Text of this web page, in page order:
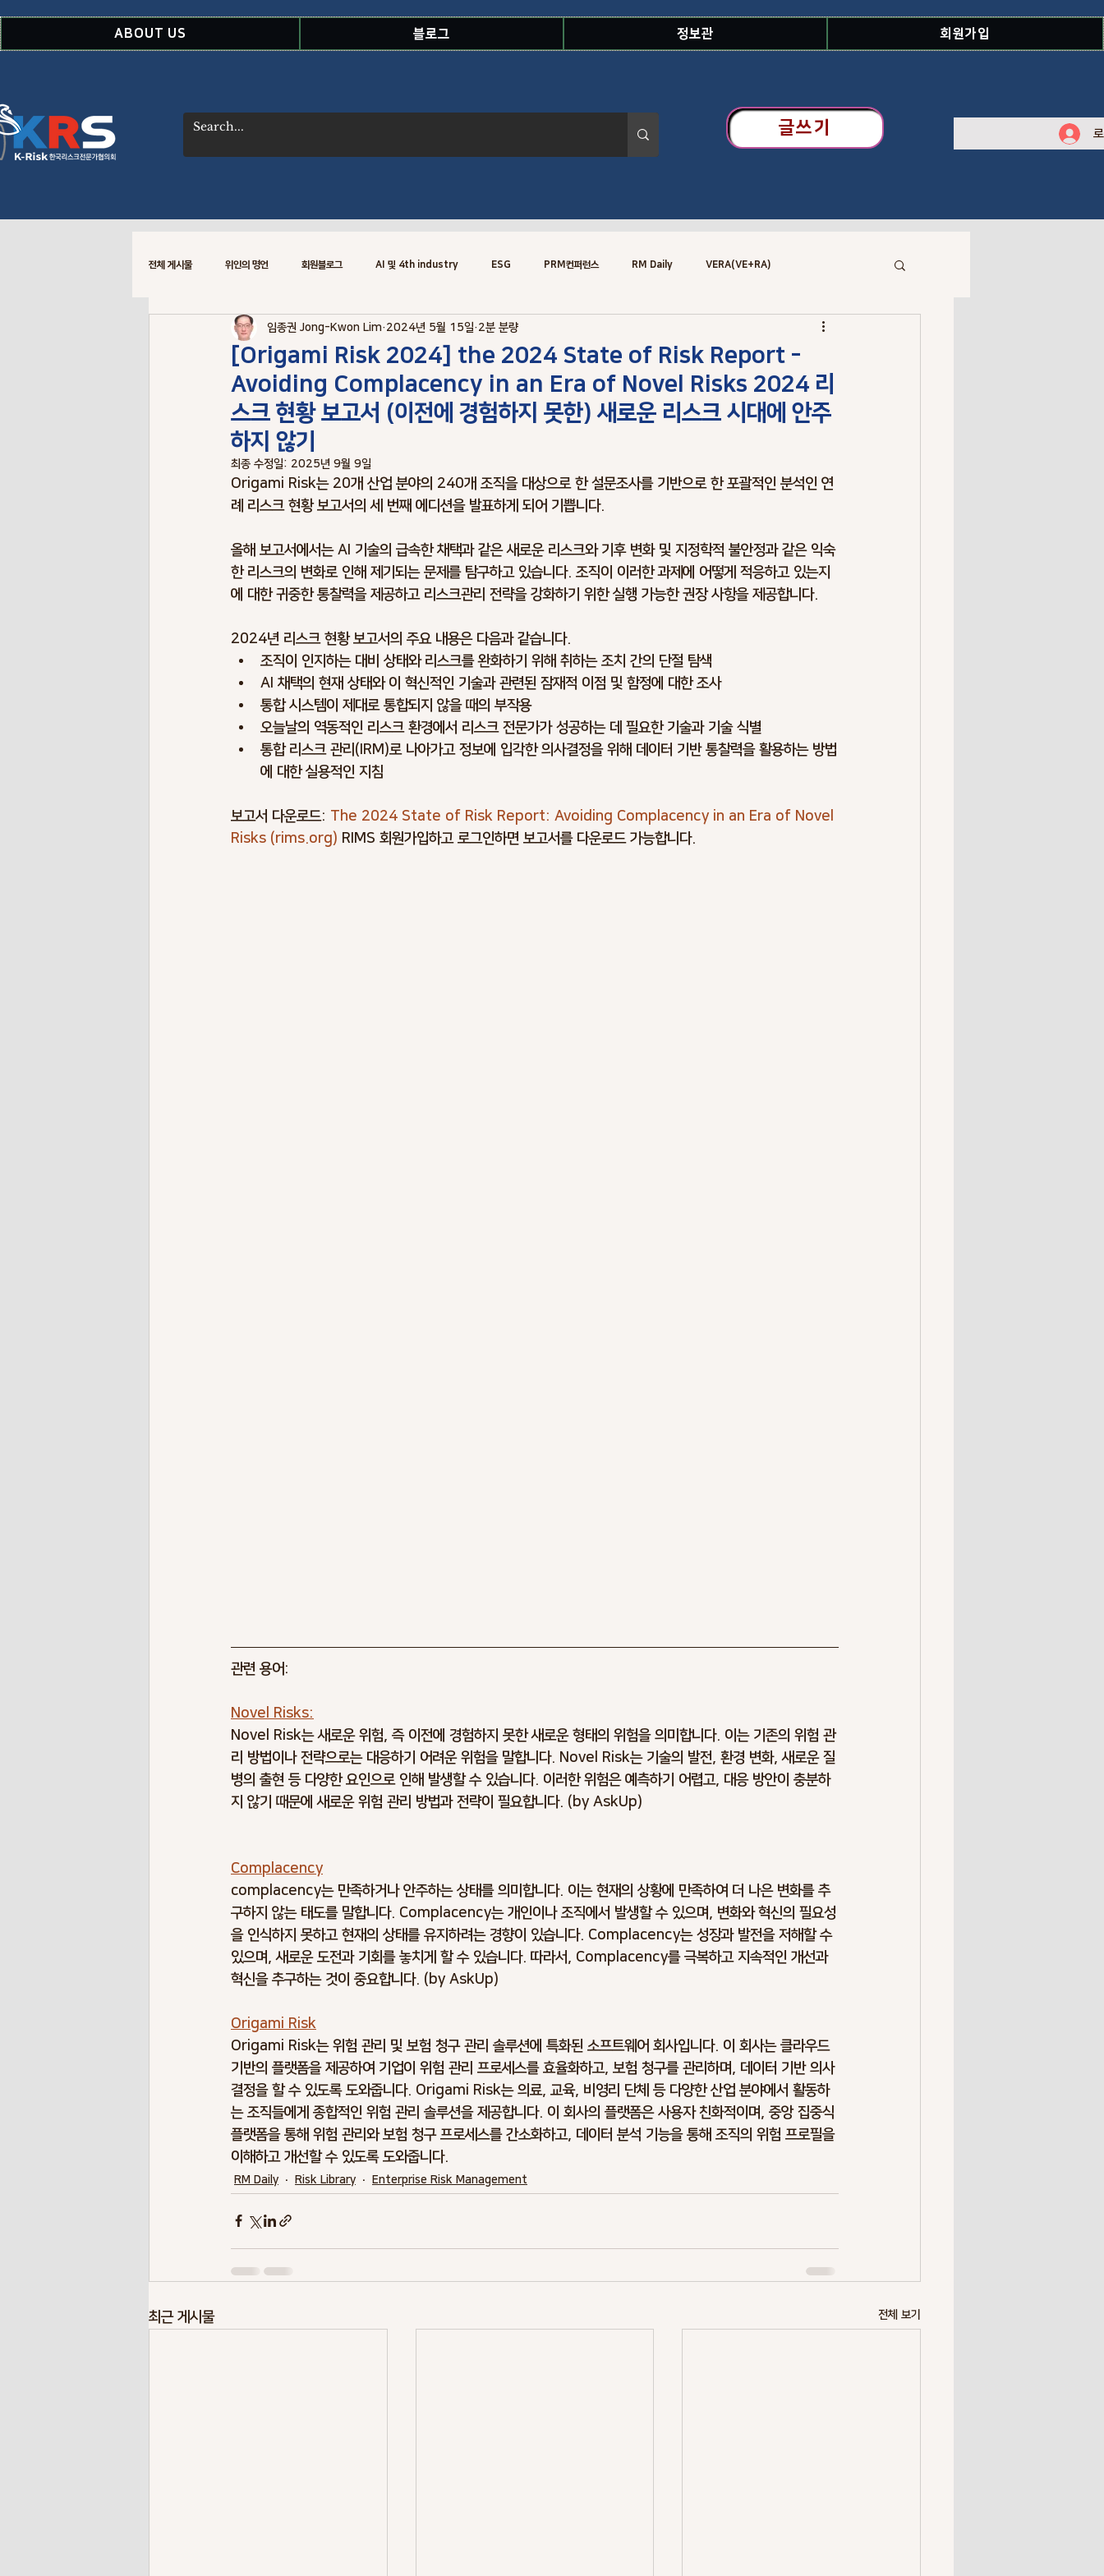
ABOUT US 블로그 정보관 회원가입
글쓰기
전체 게시물 위인의 명언 회원블로그 AI 및 4th industry ESG PRM컨퍼런스 RM Daily VERA(VE+RA)
WSDOT CREM 소식 Risk Data Risk Knowledge.Concept
Risk Benchmarking Climate Change
Pendemic Risks Energy Risks
[Origami Risk 2024] the 2024 State of Risk Report -
Avoiding Complacency in an Era of Novel Risks 2024 리
스크 현황 보고서 (이전에 경험하지 못한) 새로운 리스크 시대에 안주
하지 않기
임종권 Jong-Kwon Lim 2024년 5월 15일 2분 분량
최종 수정일: 2025년 9월 9일
Origami Risk는 20개 산업 분야의 240개 조직을 대상으로 한 설문조사를 기반으로 한 포괄적인 분석인 연
례 리스크 현황 보고서의 세 번째 에디션을 발표하게 되어 기쁩니다.
올해 보고서에서는 AI 기술의 급속한 채택과 같은 새로운 리스크와 기후 변화 및 지정학적 불안정과 같은 익숙
한 리스크의 변화로 인해 제기되는 문제를 탐구하고 있습니다. 조직이 이러한 과제에 어떻게 적응하고 있는지
에 대한 귀중한 통찰력을 제공하고 리스크관리 전략을 강화하기 위한 실행 가능한 권장 사항을 제공합니다.
2024년 리스크 현황 보고서의 주요 내용은 다음과 같습니다.
조직이 인지하는 대비 상태와 리스크를 완화하기 위해 취하는 조치 간의 단절 탐색
AI 채택의 현재 상태와 이 혁신적인 기술과 관련된 잠재적 이점 및 함정에 대한 조사
통합 시스템이 제대로 통합되지 않을 때의 부작용
오늘날의 역동적인 리스크 환경에서 리스크 전문가가 성공하는 데 필요한 기술과 기술 식별
통합 리스크 관리(IRM)로 나아가고 정보에 입각한 의사결정을 위해 데이터 기반 통찰력을 활용하는 방법
에 대한 실용적인 지침
보고서 다운로드: The 2024 State of Risk Report: Avoiding Complacency in an Era of Novel
Risks (rims.org) RIMS 회원가입하고 로그인하면 보고서를 다운로드 가능합니다.
관련 용어:
Novel Risks:
Novel Risk는 새로운 위험, 즉 이전에 경험하지 못한 새로운 형태의 위험을 의미합니다. 이는 기존의 위험 관
리 방법이나 전략으로는 대응하기 어려운 위험을 말합니다. Novel Risk는 기술의 발전, 환경 변화, 새로운 질
병의 출현 등 다양한 요인으로 인해 발생할 수 있습니다. 이러한 위험은 예측하기 어렵고, 대응 방안이 충분하
지 않기 때문에 새로운 위험 관리 방법과 전략이 필요합니다. (by AskUp)
Complacency
complacency는 만족하거나 안주하는 상태를 의미합니다. 이는 현재의 상황에 만족하여 더 나은 변화를 추
구하지 않는 태도를 말합니다. Complacency는 개인이나 조직에서 발생할 수 있으며, 변화와 혁신의 필요성
을 인식하지 못하고 현재의 상태를 유지하려는 경향이 있습니다. Complacency는 성장과 발전을 저해할 수
있으며, 새로운 도전과 기회를 놓치게 할 수 있습니다. 따라서, Complacency를 극복하고 지속적인 개선과
혁신을 추구하는 것이 중요합니다. (by AskUp)
Origami Risk
Origami Risk는 위험 관리 및 보험 청구 관리 솔루션에 특화된 소프트웨어 회사입니다. 이 회사는 클라우드
기반의 플랫폼을 제공하여 기업이 위험 관리 프로세스를 효율화하고, 보험 청구를 관리하며, 데이터 기반 의사
결정을 할 수 있도록 도와줍니다. Origami Risk는 의료, 교육, 비영리 단체 등 다양한 산업 분야에서 활동하
는 조직들에게 종합적인 위험 관리 솔루션을 제공합니다. 이 회사의 플랫폼은 사용자 친화적이며, 중앙 집중식
플랫폼을 통해 위험 관리와 보험 청구 프로세스를 간소화하고, 데이터 분석 기능을 통해 조직의 위험 프로필을
이해하고 개선할 수 있도록 도와줍니다.
RM Daily Risk Library Enterprise Risk Management
최근 게시물 전체 보기